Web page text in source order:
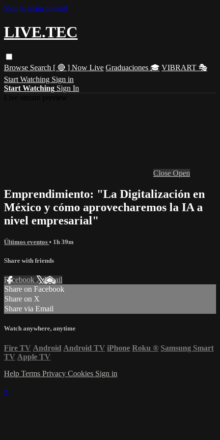
Skip to main content
LIVE.TEC
Browse Search [ 🔴 ] Now Live Graduaciones 🎓 VIBRART 🎭
Start Watching Sign in
Start Watching Sign In
Close Open
Emprendimiento: "La Digitalización en
México y cómo aprovecharemos la IA a
nivel empresarial"
Últimos eventos • 1h 39m
Share with friends
Facebook XEmail
Share on Facebook
Share on X
Share via Email
Watch anywhere, anytime
Fire TV Android Android TV iPhone Roku ® Samsung Smart
TV Apple TV
Help Terms Privacy Cookies Sign in
×